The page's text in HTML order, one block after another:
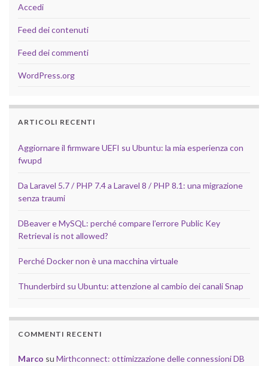
Accedi
Feed dei contenuti
Feed dei commenti
WordPress.org
ARTICOLI RECENTI
Aggiornare il firmware UEFI su Ubuntu: la mia esperienza con
fwupd
Da Laravel 5.7 / PHP 7.4 a Laravel 8 / PHP 8.1: una migrazione
senza traumi
DBeaver e MySQL: perché compare l’errore Public Key
Retrieval is not allowed?
Perché Docker non è una macchina virtuale
Thunderbird su Ubuntu: attenzione al cambio dei canali Snap
COMMENTI RECENTI
Marco su Mirthconnect: ottimizzazione delle connessioni DB